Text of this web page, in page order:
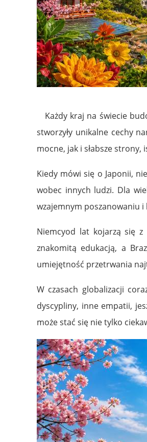
Każdy kraj na świecie
stworzyły unikalne cechy
mocne, jak i słabsze
Kiedy mówi się o Japonii,
wobec innych ludzi. Dla
wzajemnym poszanowaniu i
Niemcyod lat kojarzą się z
znakomitą edukacją, a
umiejętność przetrwania
W czasach globalizacji
dyscypliny, inne empatii,
może stać się nie tylko